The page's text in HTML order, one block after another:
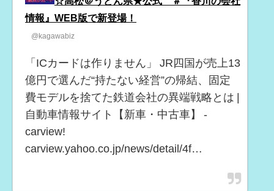
情報』WEB版で新登場！
@kagawabiz
「ICカードは作りません」 JR四国が売上13
億円で選んだ“持たない経営”の帰結、固定
費モデルを捨てた鉄道会社の異端戦略とは |
自動車情報サイト【新車・中古車】 -
carview!
carview.yahoo.co.jp/news/detail/4f…